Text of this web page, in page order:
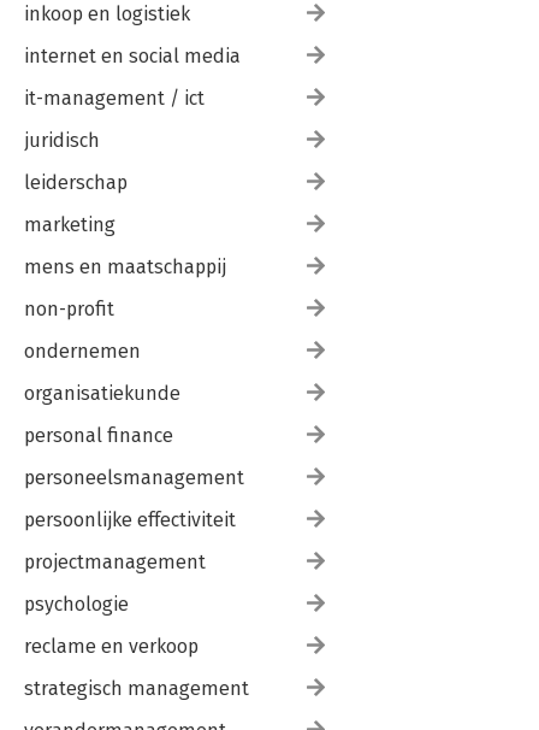
inkoop en logistiek
internet en social media
it-management / ict
juridisch
leiderschap
marketing
mens en maatschappij
non-profit
ondernemen
organisatiekunde
personal finance
personeelsmanagement
persoonlijke effectiviteit
projectmanagement
psychologie
reclame en verkoop
strategisch management